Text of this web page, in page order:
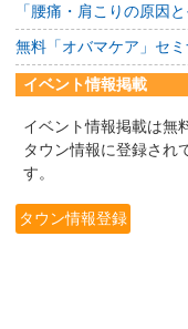
「腰痛・肩こりの原因
無料「オバマケア」セ
イベント情報掲載
イベント情報掲載は無
タウン情報に登録され
す。
タウン情報登録